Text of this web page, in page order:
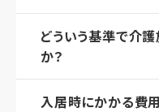
どういう基準で介
か？
入居時にかかる費